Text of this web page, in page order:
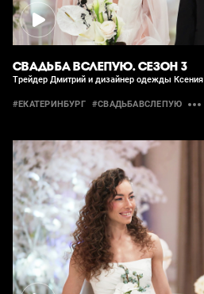
СВАДЬБА ВСЛЕПУЮ. СЕЗОН 3
Трейдер Дмитрий и дизайнер одежды Ксения
#ЕКАТЕРИНБУРГ #СВАДЬБАВСЛЕПУЮ